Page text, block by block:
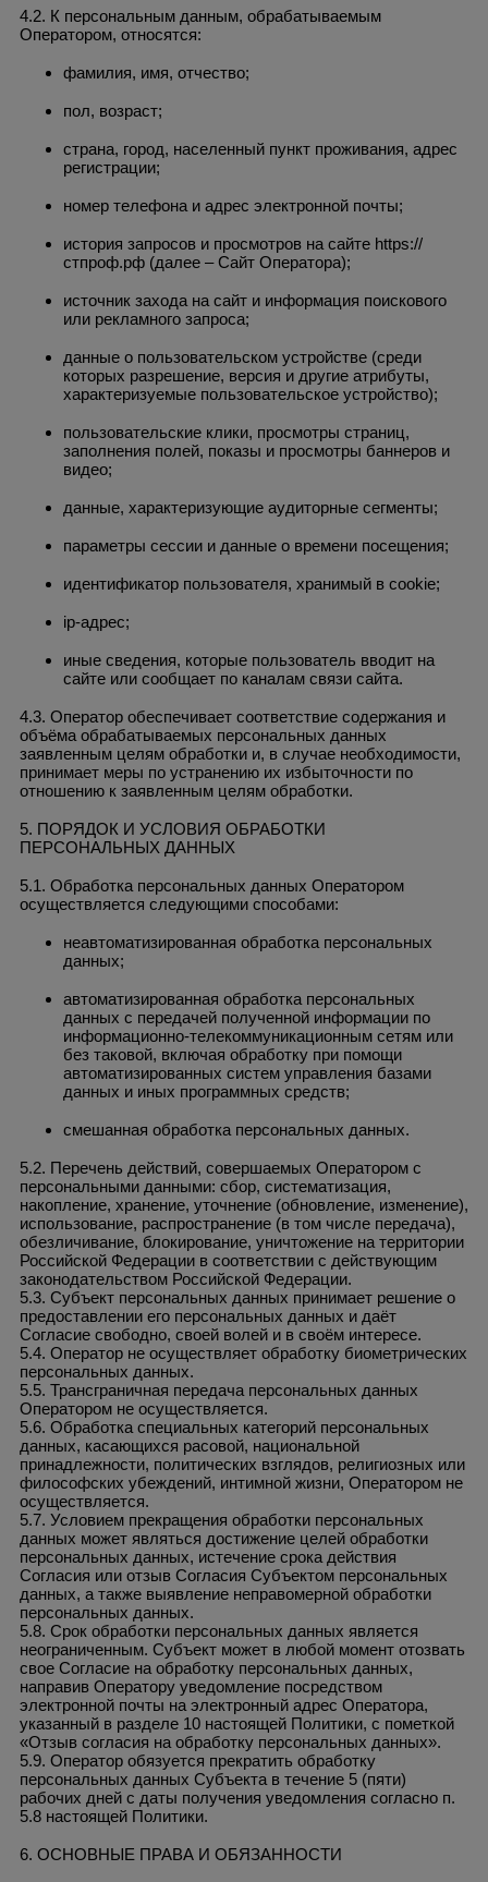
4.2. К персональным данным, обрабатываемым
Оператором, относятся:
фамилия, имя, отчество;
пол, возраст;
страна, город, населенный пункт проживания, адрес
регистрации;
номер телефона и адрес электронной почты;
история запросов и просмотров на сайте https://
стпроф.рф (далее – Сайт Оператора);
источник захода на сайт и информация поискового
или рекламного запроса;
данные о пользовательском устройстве (среди
которых разрешение, версия и другие атрибуты,
характеризуемые пользовательское устройство);
пользовательские клики, просмотры страниц,
заполнения полей, показы и просмотры баннеров и
видео;
данные, характеризующие аудиторные сегменты;
параметры сессии и данные о времени посещения;
идентификатор пользователя, хранимый в cookie;
ip-адрес;
иные сведения, которые пользователь вводит на
сайте или сообщает по каналам связи сайта.
4.3. Оператор обеспечивает соответствие содержания и
объёма обрабатываемых персональных данных
заявленным целям обработки и, в случае необходимости,
принимает меры по устранению их избыточности по
отношению к заявленным целям обработки.
5. ПОРЯДОК И УСЛОВИЯ ОБРАБОТКИ
ПЕРСОНАЛЬНЫХ ДАННЫХ
5.1. Обработка персональных данных Оператором
осуществляется следующими способами:
неавтоматизированная обработка персональных
данных;
автоматизированная обработка персональных
данных с передачей полученной информации по
информационно-телекоммуникационным сетям или
без таковой, включая обработку при помощи
автоматизированных систем управления базами
данных и иных программных средств;
смешанная обработка персональных данных.
5.2. Перечень действий, совершаемых Оператором с
персональными данными: сбор, систематизация,
накопление, хранение, уточнение (обновление, изменение),
использование, распространение (в том числе передача),
обезличивание, блокирование, уничтожение на территории
Российской Федерации в соответствии с действующим
законодательством Российской Федерации.
5.3. Субъект персональных данных принимает решение о
предоставлении его персональных данных и даёт
Согласие свободно, своей волей и в своём интересе.
5.4. Оператор не осуществляет обработку биометрических
персональных данных.
5.5. Трансграничная передача персональных данных
Оператором не осуществляется.
5.6. Обработка специальных категорий персональных
данных, касающихся расовой, национальной
принадлежности, политических взглядов, религиозных или
философских убеждений, интимной жизни, Оператором не
осуществляется.
5.7. Условием прекращения обработки персональных
данных может являться достижение целей обработки
персональных данных, истечение срока действия
Согласия или отзыв Согласия Субъектом персональных
данных, а также выявление неправомерной обработки
персональных данных.
5.8. Срок обработки персональных данных является
неограниченным. Субъект может в любой момент отозвать
свое Согласие на обработку персональных данных,
направив Оператору уведомление посредством
электронной почты на электронный адрес Оператора,
указанный в разделе 10 настоящей Политики, с пометкой
«Отзыв согласия на обработку персональных данных».
5.9. Оператор обязуется прекратить обработку
персональных данных Субъекта в течение 5 (пяти)
рабочих дней с даты получения уведомления согласно п.
5.8 настоящей Политики.
6. ОСНОВНЫЕ ПРАВА И ОБЯЗАННОСТИ